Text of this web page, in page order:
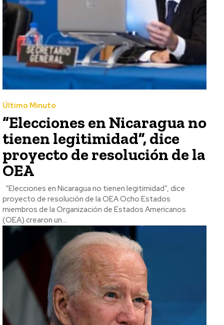
Último Minuto
“Elecciones en Nicaragua no
tienen legitimidad”, dice
proyecto de resolución de la
OEA
“Elecciones en Nicaragua no tienen legitimidad”, dice
proyecto de resolución de la OEA Ocho Estados
miembros de la Organización de Estados Americanos
(OEA) crearon un...